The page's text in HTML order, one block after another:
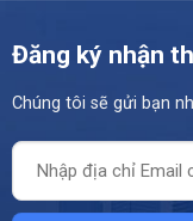
Đăng ký nhận
Chúng tôi sẽ gửi bạn